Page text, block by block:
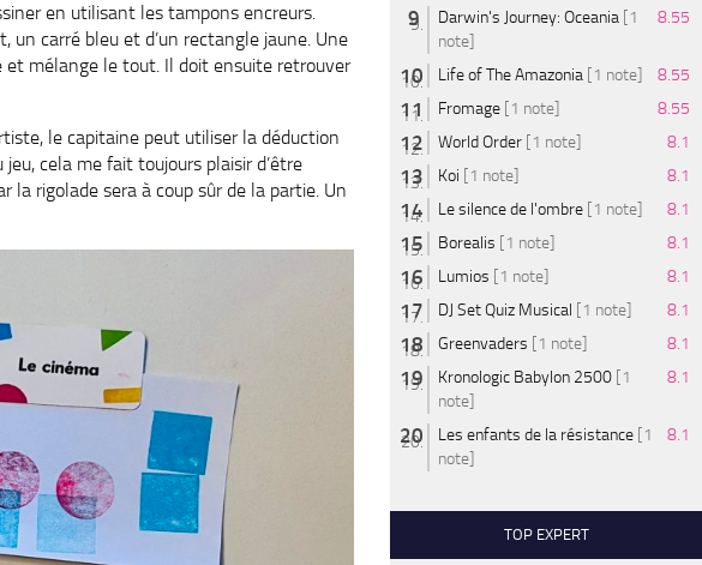
en utilisant les tampons encreurs.
un carré bleu et d’un rectangle jaune. Une
et mélange le tout. Il doit ensuite retrouver
le capitaine peut utiliser la déduction
cela me fait toujours plaisir d’être
la rigolade sera à coup sûr de la partie. Un
Darwin's Journey: Oceania [1
note]
8.55
Life of The Amazonia [1 note]
8.55
Fromage [1 note]
8.55
World Order [1 note]
8.1
Koi [1 note]
8.1
Le silence de l'ombre [1 note]
8.1
Borealis [1 note]
8.1
Lumios [1 note]
8.1
DJ Set Quiz Musical [1 note]
8.1
Greenvaders [1 note]
8.1
Kronologic Babylon 2500 [1
note]
8.1
Les enfants de la résistance [1
note]
8.1
TOP EXPERT